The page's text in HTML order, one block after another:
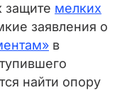
защите мелких
заявления о
в
найти опору